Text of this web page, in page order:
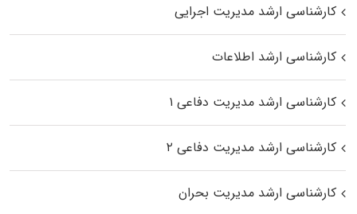
کارشناسی ارشد مدیریت اجرایی
کارشناسی ارشد اطلاعات
کارشناسی ارشد مدیریت دفاعی ۱
کارشناسی ارشد مدیریت دفاعی ۲
کارشناسی ارشد مدیریت بحران